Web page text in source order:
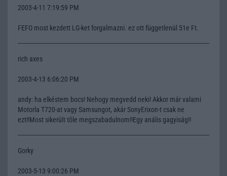
2003-4-11 7:19:59 PM
FEFO most kezdett LG-ket forgalmazni. ez ott függetlenül 51e Ft.
rich axes
2003-4-13 6:06:20 PM
andy: ha elkéstem bocs! Nehogy megvedd neki! Akkor már valami
Motorla T720-at vagy Samsungot, akár SonyErixon-t csak ne
ezt!!Most sikerült tõle megszabadulnom!!Egy anális gagyiság!!
Gorky
2003-5-13 9:00:26 PM